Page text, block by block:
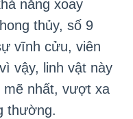
năng xoay
thủy, số 9
vĩnh cửu, viên
vậy, linh vật này
mẽ nhất, vượt xa
thường.